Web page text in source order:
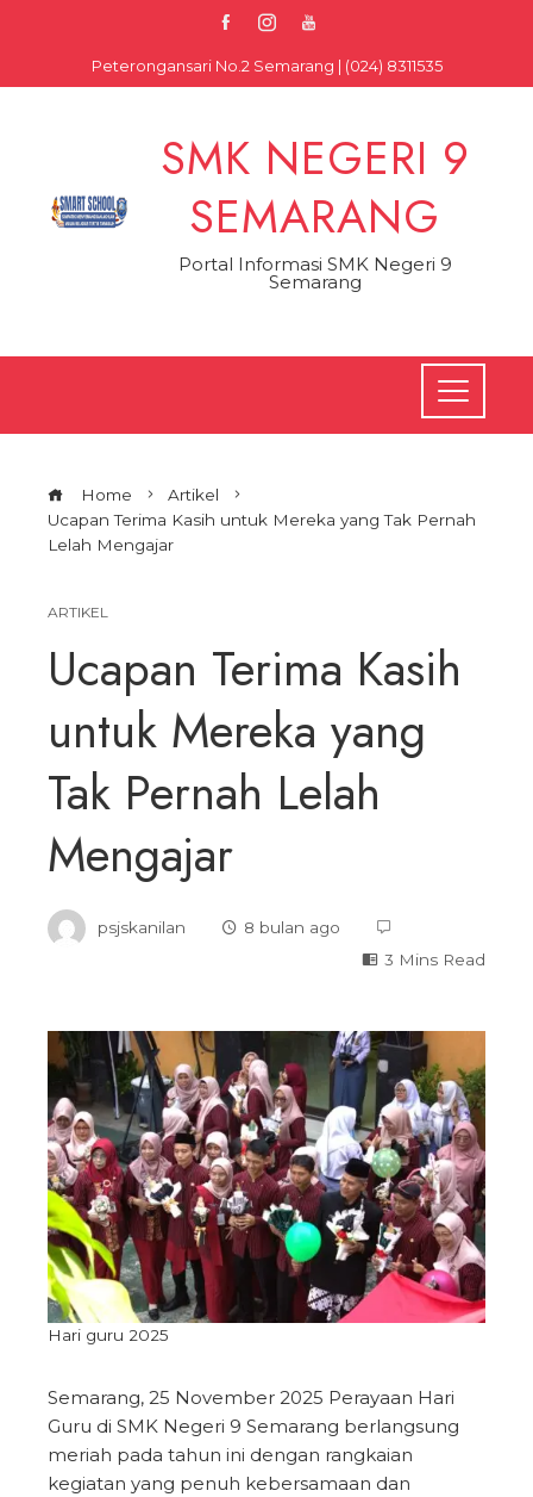
Peterongansari No.2 Semarang | (024) 8311535
SMK NEGERI 9
SEMARANG
Portal Informasi SMK Negeri 9
Semarang
Home
Artikel
Ucapan Terima Kasih untuk Mereka yang Tak Pernah
Lelah Mengajar
ARTIKEL
Ucapan Terima Kasih
untuk Mereka yang
Tak Pernah Lelah
Mengajar
psjskanilan
8 bulan ago
3 Mins Read
Hari guru 2025
Semarang, 25 November 2025 Perayaan Hari
Guru di SMK Negeri 9 Semarang berlangsung
meriah pada tahun ini dengan rangkaian
kegiatan yang penuh kebersamaan dan